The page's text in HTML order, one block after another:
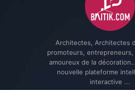
Architectes, Architectes
promoteurs,
amoureux de la
nouvelle plateforme
interactive ...